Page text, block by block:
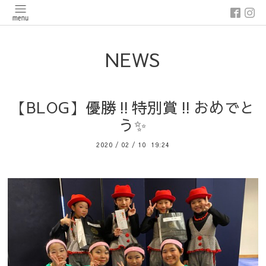
NEWS
【BLOG】優勝‼️特別賞‼️おめでと
う✨
2020 / 02 / 10 19:24